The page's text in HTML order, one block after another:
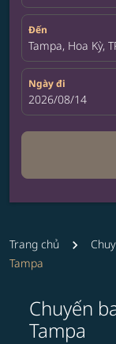
Đến
Tampa, Hoa Kỳ,
Ngày đi
fc-booking-
2026/08/14
Trang chủ
Tampa
Chuyến
Tampa
Vui lòng thử